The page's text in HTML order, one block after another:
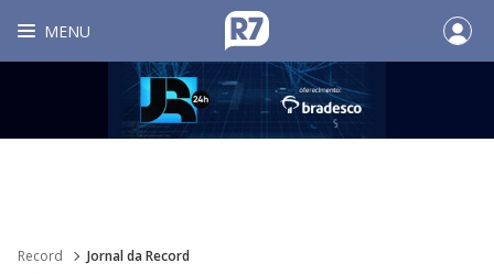
MENU
Record Jornal da Record